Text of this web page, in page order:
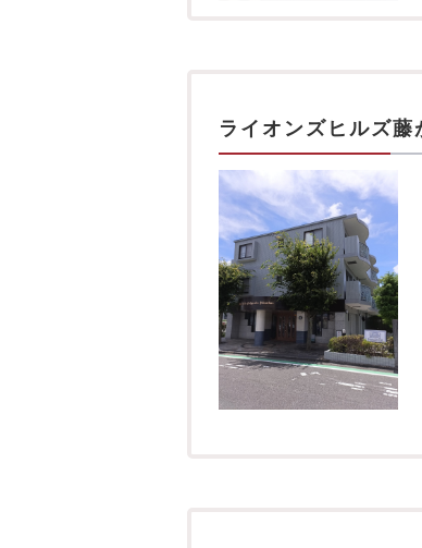
ライオンズヒルズ藤